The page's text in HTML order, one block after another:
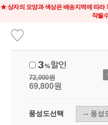
★ 상자의 모양과 색상은 배송지역에 따라
작될
72,000원
69,800원
풍성도선택